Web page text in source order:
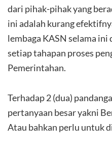
dari pihak-pihak yang
ini adalah kurang
lembaga KASN selama ini
setiap tahapan proses
Pemerintahan.
Terhadap 2 (dua)
pertanyaan besar yakni
Atau bahkan perlu untuk